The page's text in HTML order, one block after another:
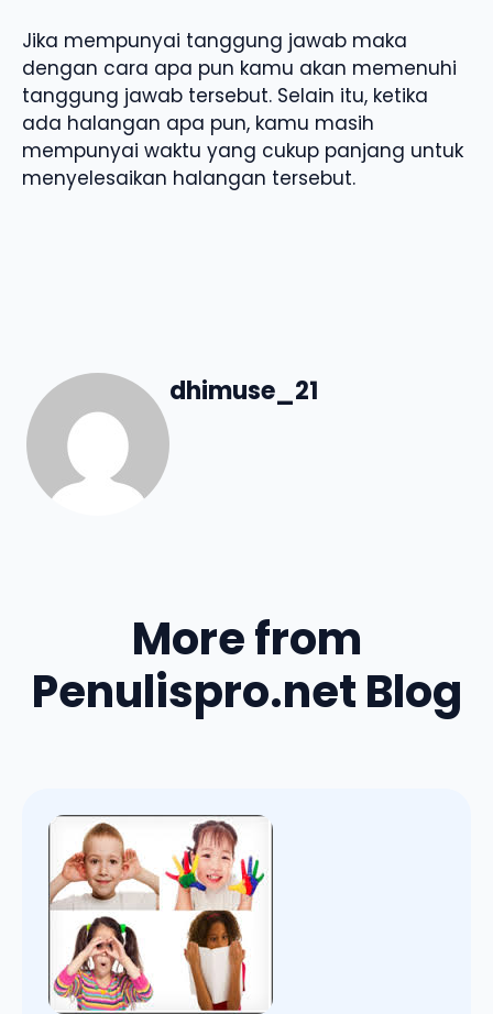
Jika mempunyai tanggung jawab maka
dengan cara apa pun kamu akan memenuhi
tanggung jawab tersebut. Selain itu, ketika
ada halangan apa pun, kamu masih
mempunyai waktu yang cukup panjang untuk
menyelesaikan halangan tersebut.
dhimuse_21
More from
Penulispro.net Blog